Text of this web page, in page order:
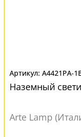
A4421PA-
Наземный
Arte Lamp